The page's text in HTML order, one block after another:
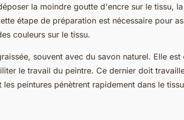
la moindre goutte d'encre sur le tissu,
étape de préparation est nécessaire pour
couleurs sur le tissu.
souvent avec du savon naturel. Elle est
le travail du peintre. Ce dernier doit
peintures pénètrent rapidement dans le